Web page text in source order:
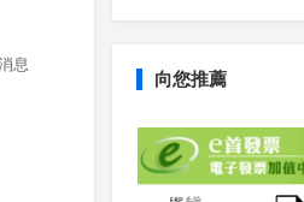
息
向您推薦